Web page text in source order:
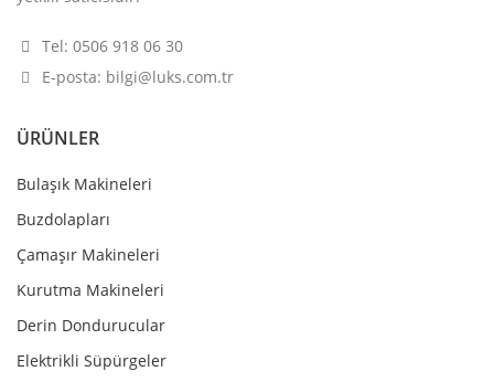
Tel: 0506 918 06 30
E-posta: bilgi@luks.com.tr
ÜRÜNLER
Bulaşık Makineleri
Buzdolapları
Çamaşır Makineleri
Kurutma Makineleri
Derin Dondurucular
Elektrikli Süpürgeler